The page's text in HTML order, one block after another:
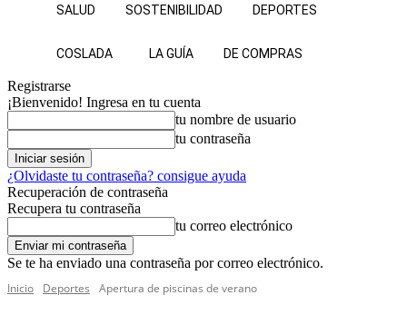
SALUD SOSTENIBILIDAD DEPORTES
COSLADA LA GUÍA DE COMPRAS
Registrarse
¡Bienvenido! Ingresa en tu cuenta
tu nombre de usuario
tu contraseña
¿Olvidaste tu contraseña? consigue ayuda
Recuperación de contraseña
Recupera tu contraseña
tu correo electrónico
Se te ha enviado una contraseña por correo electrónico.
Inicio
Deportes Apertura de piscinas de verano